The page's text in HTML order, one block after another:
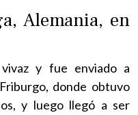
Alemania, en
y fue enviado a
donde obtuvo
y luego llegó a ser